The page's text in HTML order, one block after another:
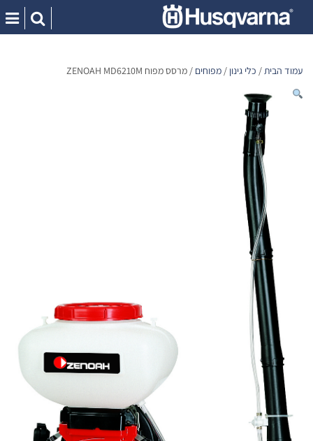
content
עמוד הבית/ כלי גינון / מפוחים / מרסס מפוח ZENOAH MD6210M